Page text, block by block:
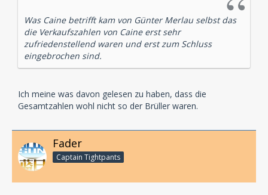
Was Caine betrifft kam von Günter Merlau selbst das
die Verkaufszahlen von Caine erst sehr
zufriedenstellend waren und erst zum Schluss
eingebrochen sind.
Ich meine was davon gelesen zu haben, dass die
Gesamtzahlen wohl nicht so der Brüller waren.
Fader
Captain Tightpants